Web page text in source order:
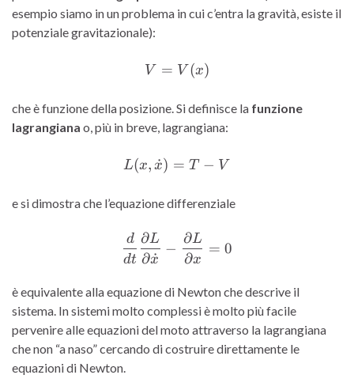
esempio siamo in un problema in cui c’entra la gravità, esiste il
potenziale gravitazionale):
V = V(x)
V = V (x)
che è funzione della posizione. Si definisce la funzione
lagrangiana o, più in breve, lagrangiana:
L(x, \dot{x}) = T - V
L(x, x
˙) = T − V
e si dimostra che l’equazione differenziale
dt
d
∂x
˙
∂L
−
∂x
∂L
= 0
è equivalente alla equazione di Newton che descrive il
sistema. In sistemi molto complessi è molto più facile
pervenire alle equazioni del moto attraverso la lagrangiana
che non “a naso” cercando di costruire direttamente le
equazioni di Newton.